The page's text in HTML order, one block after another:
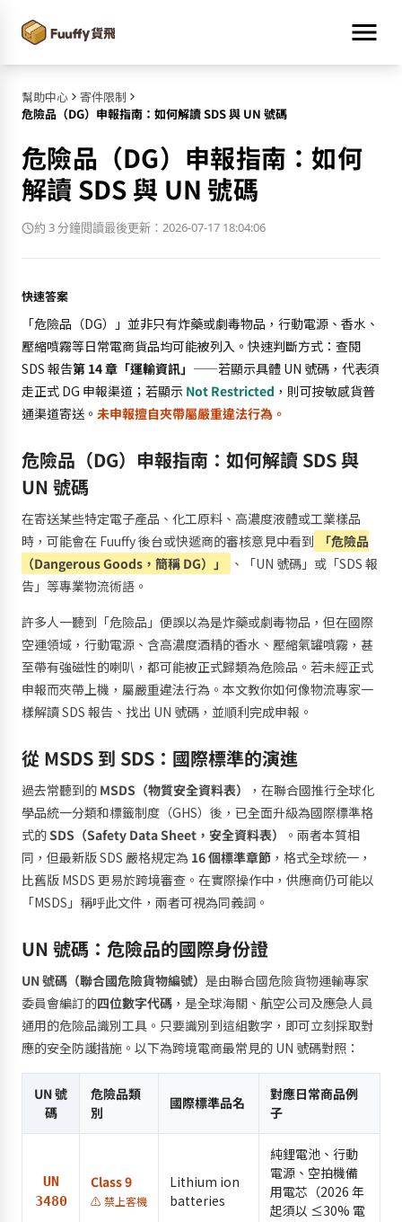
幫助中心
寄件限制
危險品（DG）申報指南：如何解讀 SDS 與 UN 號碼
危險品（DG）申報指南：如何
解讀 SDS 與 UN 號碼
約 3 分鐘閱讀最後更新：2026-07-17 18:04:06
快速答案
「危險品（DG）」並非只有炸藥或劇毒物品，行動電源、香水、
壓縮噴霧等日常電商貨品均可能被列入。快速判斷方式：查閱
SDS 報告第 14 章「運輸資訊」 ——若顯示具體 UN 號碼，代表須
走正式 DG 申報渠道；若顯示 Not Restricted ，則可按敏感貨普
通渠道寄送。 未申報擅自夾帶屬嚴重違法行為。
危險品（DG）申報指南：如何解讀 SDS 與
UN 號碼
在寄送某些特定電子產品、化工原料、高濃度液體或工業樣品
時，可能會在 Fuuffy 後台或快遞商的審核意見中看到
「危險品
（Dangerous Goods，簡稱 DG）」
、「UN 號碼」或「SDS 報
告」等專業物流術語。
許多人一聽到「危險品」便誤以為是炸藥或劇毒物品，但在國際
空運領域，行動電源、含高濃度酒精的香水、壓縮氣罐噴霧，甚
至帶有強磁性的喇叭，都可能被正式歸類為危險品。若未經正式
申報而夾帶上機，屬嚴重違法行為。本文教你如何像物流專家一
樣解讀 SDS 報告、找出 UN 號碼，並順利完成申報。
從 MSDS 到 SDS：國際標準的演進
過去常聽到的 MSDS（物質安全資料表）
，在聯合國推行全球化
學品統一分類和標籤制度（GHS）後，已全面升級為國際標準格
式的SDS（Safety Data Sheet，安全資料表）
。兩者本質相
同，但最新版 SDS 嚴格規定為 16 個標準章節 ，格式全球統一，
比舊版 MSDS 更易於跨境審查。在實際操作中，供應商仍可能以
「MSDS」稱呼此文件，兩者可視為同義詞。
UN 號碼：危險品的國際身份證
UN 號碼（聯合國危險貨物編號） 是由聯合國危險貨物運輸專家
委員會編訂的四位數字代碼 ，是全球海關、航空公司及應急人員
通用的危險品識別工具。只要識別到這組數字，即可立刻採取對
應的安全防護措施。以下為跨境電商最常見的 UN 號碼對照：
UN 號
碼
危險品類
別
國際標準品名
對應日常商品例
子
UN
3480
Class 9
⚠️ 禁上客機
Lithium ion
batteries
純鋰電池、行動
電源、空拍機備
用電芯（2026 年
起須以 ≤30% 電